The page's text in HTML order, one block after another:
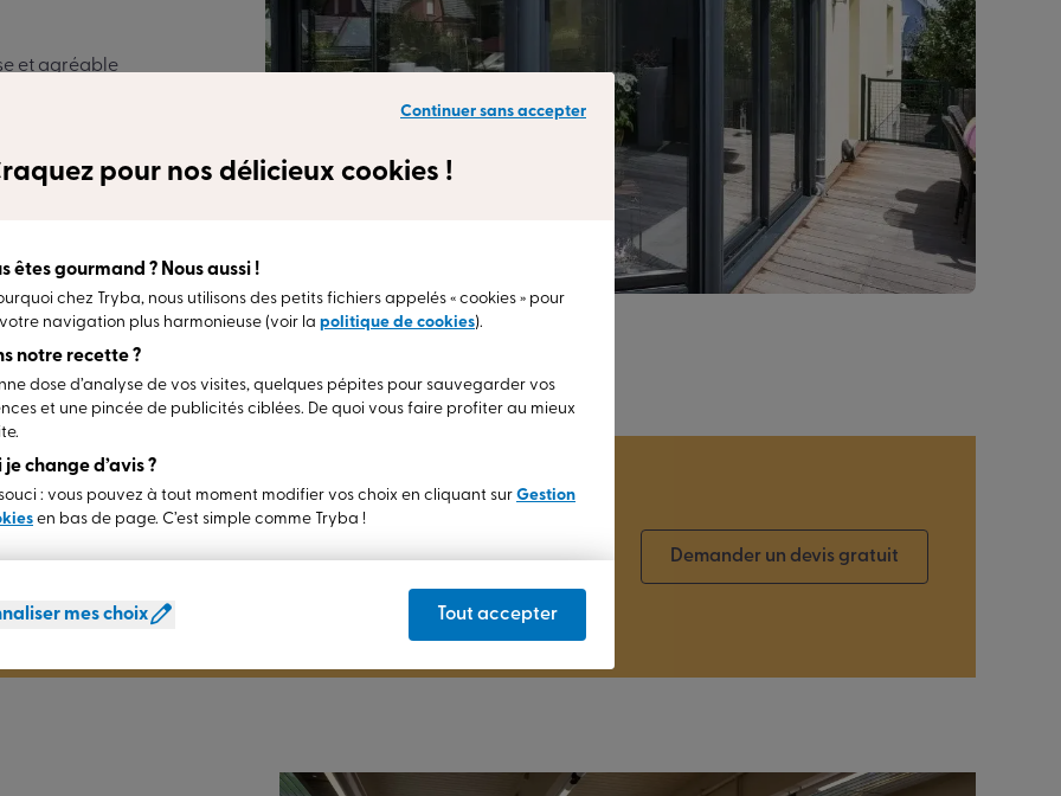
grâce à de
vos rêves
adapté à vos besoins et à votre
: TRYBA s'occupe de tout !
Demander un devis gratuit
Continuer sans accepter
pour nos délicieux cookies !
êtes gourmand ? Nous aussi !
chez Tryba, nous utilisons des petits fichiers appelés « cookies » pour
navigation plus harmonieuse (voir la politique de cookies).
notre recette ?
dose d’analyse de vos visites, quelques pépites pour sauvegarder vos
et une pincée de publicités ciblées. De quoi vous faire profiter au mieux
je change d’avis ?
: vous pouvez à tout moment modifier vos choix en cliquant sur Gestion
en bas de page. C’est simple comme Tryba !
mes choix Tout accepter